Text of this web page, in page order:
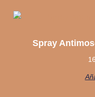
Spray